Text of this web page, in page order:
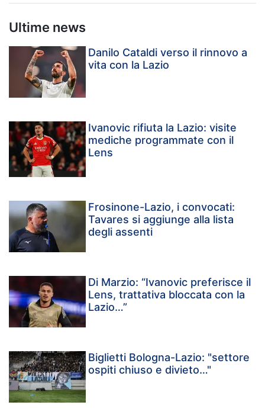
Ultime news
Danilo Cataldi verso il rinnovo a
vita con la Lazio
Ivanovic rifiuta la Lazio: visite
mediche programmate con il
Lens
Frosinone-Lazio, i convocati:
Tavares si aggiunge alla lista
degli assenti
Di Marzio: “Ivanovic preferisce il
Lens, trattativa bloccata con la
Lazio…”
Biglietti Bologna-Lazio: "settore
ospiti chiuso e divieto…"